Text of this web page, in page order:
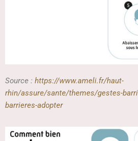
Source : https://www.ameli.fr/haut-
rhin/assure/sante/themes/gestes-
barrieres-adopter